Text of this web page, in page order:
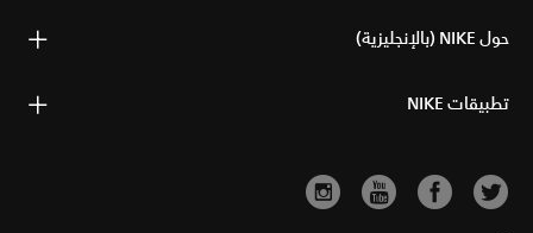
حول NIKE (بالإنجليزية)
تطبيقات NIKE